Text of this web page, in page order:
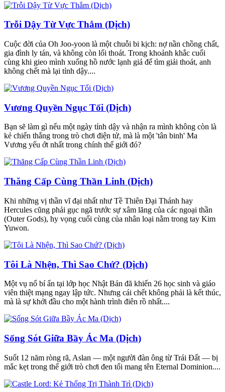
Trỗi Dậy Từ Vực Thẳm (Dịch)
Cuộc đời của Oh Joo-yoon là một chuỗi bi kịch: nợ nần chồng chất,
gia đình ly tán, và không còn lối thoát. Trong khoảnh khắc cuối
cùng khi gieo mình xuống hồ nước lạnh giá để tìm giải thoát, anh
không chết mà lại tỉnh dậy....
Vương Quyền Ngục Tối (Dịch)
Bạn sẽ làm gì nếu một ngày tỉnh dậy và nhận ra mình không còn là
kẻ chiến thắng trong trò chơi điện tử, mà là một 'tân binh' Ma
Vương yếu ớt nhất trong chính thế giới đó?
Thăng Cấp Cùng Thần Linh (Dịch)
Khi những vị thần vĩ đại nhất như Tề Thiên Đại Thánh hay
Hercules cũng phải gục ngã trước sự xâm lăng của các ngoại thần
(Outer Gods), hy vọng cuối cùng của nhân loại nằm trong tay Kim
Yuwon.
Tôi Là Nhện, Thì Sao Chứ? (Dịch)
Một vụ nổ bí ẩn tại lớp học Nhật Bản đã khiến 26 học sinh và giáo
viên thiệt mạng ngay lập tức. Nhưng cái chết không phải là kết thúc,
mà là sự khởi đầu cho một hành trình điên rồ nhất....
Sống Sót Giữa Bầy Ác Ma (Dịch)
Suốt 12 năm ròng rã, Aslan — một người đàn ông từ Trái Đất — bị
mắc kẹt trong thế giới trò chơi đen tối mang tên Eternal Dominion....